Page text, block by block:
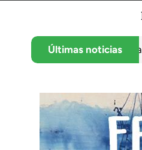
Últimas noticias
de administrativo en la nueva